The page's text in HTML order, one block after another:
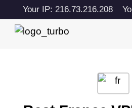
Your IP: 216.73.216.208